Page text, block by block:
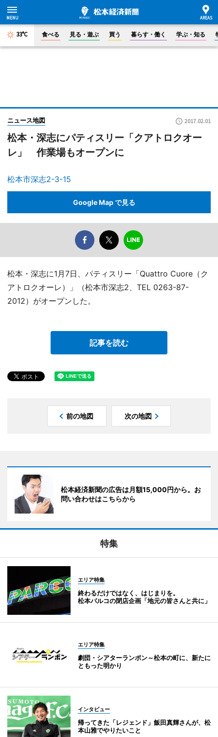
33°C 食べる 見る・遊ぶ 買う 暮らす・働く 学ぶ・知る
ニュース地図 2017.02.01
松本・深志にパティスリー「クアトロクオー
レ」 作業場もオープンに
松本市深志2-3-15
Google Map で見る
松本・深志に1月7日、パティスリー「Quattro Cuore（ク
アトロクオーレ）」（松本市深志2、TEL 0263-87-
2012）がオープンした。
記事を読む
前の地図 次の地図
松本経済新聞の広告は月額15,000円から。お
問い合わせはこちらから
特集
エリア特集
終わるだけではなく、はじまりを。
松本パルコの閉店企画「地元の皆さんと共に」
エリア特集
劇団・シアターランポン～松本の町に、新たに
ともった明かり
インタビュー
帰ってきた「レジェンド」飯田真輝さんが、松
本山雅でやりたいこと